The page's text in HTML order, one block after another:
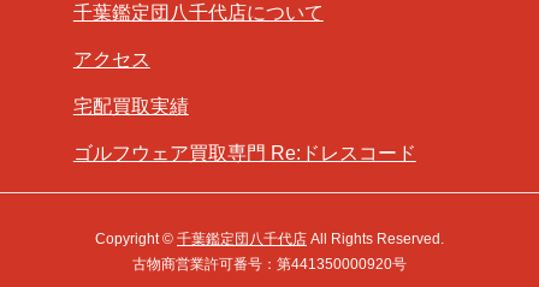
千葉鑑定団八千代店について
アクセス
宅配買取実績
ゴルフウェア買取専門 Re:ドレスコード
Copyright © 千葉鑑定団八千代店 All Rights Reserved.
古物商営業許可番号：第441350000920号